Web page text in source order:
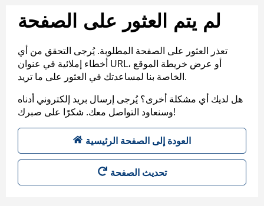
لم يتم العثور على الصفحة
تعذر العثور على الصفحة المطلوبة. يُرجى التحقق من أي
أخطاء إملائية في عنوان URL، أو عرض خريطة الموقع
الخاصة بنا لمساعدتك في العثور على ما تريد.
هل لديك أي مشكلة أخرى؟ يُرجى إرسال بريد إلكتروني أدناه
وسنعاود التواصل معك. شكرًا على صبرك!
العودة إلى الصفحة الرئيسية
تحديث الصفحة